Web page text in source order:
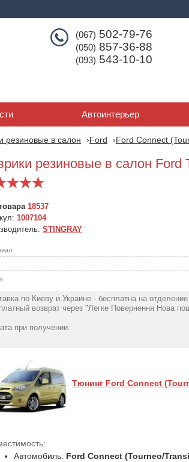
(067) 502-79-76
(050) 857-36-88
(093) 543-10-10
Автоинтерьер
резиновые в салон Ford Ford Connect
резиновые в салон
18537
1007104
STINGRAY
по Киеву и Украине - бесплатна на
возврат через "Легке Повернення Нова
при получении.
Тюнинг Ford Connect
Автомобиль: Ford Connect (Tourneo/